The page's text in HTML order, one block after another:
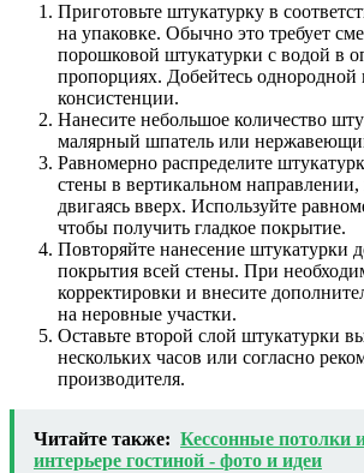
Приготовьте штукатурку в
на упаковке. Обычно это требует
порошковой штукатурки с водой в
пропорциях. Добейтесь однородной
консистенции.
Нанесите небольшое количество
малярный шпатель или
Равномерно распределите
стены в вертикальном направлении,
двигаясь вверх. Используйте
чтобы получить гладкое покрытие.
Повторяйте нанесение штукатурки
покрытия всей стены. При
корректировки и внесите
на неровные участки.
Оставьте второй слой штукатурки
нескольких часов или согласно
производителя.
Читайте также: Кессонные потолки
интерьере гостиной - фото и идеи